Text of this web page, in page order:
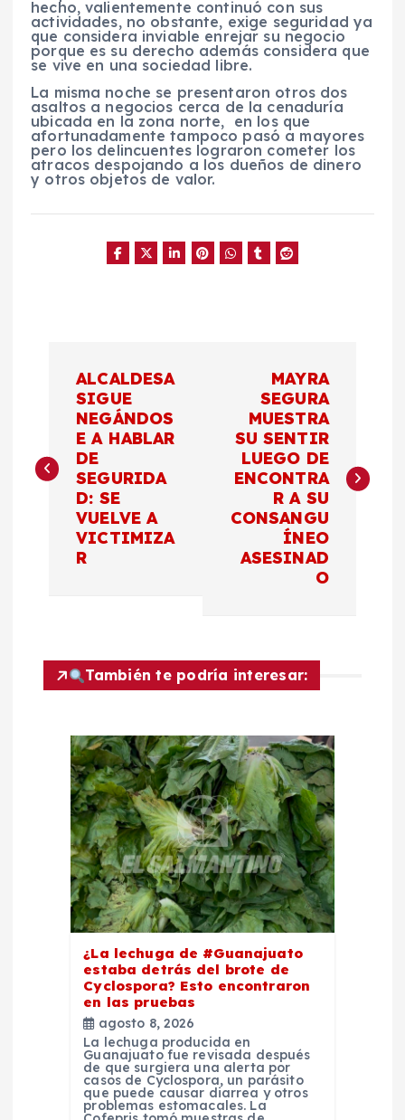
hecho, valientemente continuó con sus
actividades, no obstante, exige seguridad ya
que considera inviable enrejar su negocio
porque es su derecho además considera que
se vive en una sociedad libre.
La misma noche se presentaron otros dos
asaltos a negocios cerca de la cenaduría
ubicada en la zona norte, en los que
afortunadamente tampoco pasó a mayores
pero los delincuentes lograron cometer los
atracos despojando a los dueños de dinero
y otros objetos de valor.
v
e
ALCALDESA
SIGUE
NEGÁNDOS
E A HABLAR
DE
SEGURIDA
D: SE
VUELVE A
VICTIMIZA
R
MAYRA
SEGURA
MUESTRA
SU SENTIR
LUEGO DE
ENCONTRA
R A SU
CONSANGU
ÍNEO
ASESINAD
O
También te podría interesar:
¿La lechuga de #Guanajuato
estaba detrás del brote de
Cyclospora? Esto encontraron
en las pruebas
agosto 8, 2026
La lechuga producida en
Guanajuato fue revisada después
de que surgiera una alerta por
casos de Cyclospora, un parásito
que puede causar diarrea y otros
problemas estomacales. La